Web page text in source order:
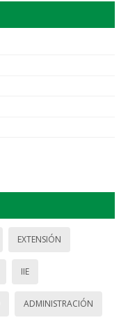
EXTENSIÓN
IIE
ADMINISTRACIÓN